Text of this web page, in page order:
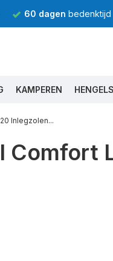
60 dagen bedenktijd
KAMPEREN
Inlegzolen...
Comfort